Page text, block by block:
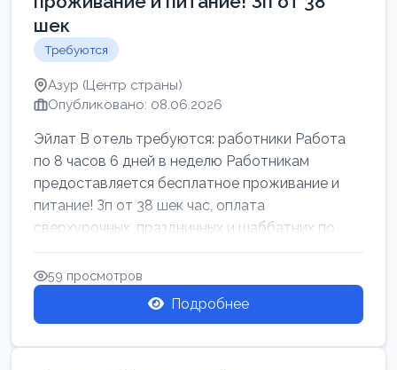
шек
Требуются
Азур (Центр страны)
Опубликовано: 08.06.2026
Эйлат В отель требуются: работники Работа
по 8 часов 6 дней в неделю Работникам
предоставляется бесплатное проживание и
питание! Зп от 38 шек час, оплата
сверхурочных, праздничных и шаббатних по
закон...
59 просмотров
Подробнее